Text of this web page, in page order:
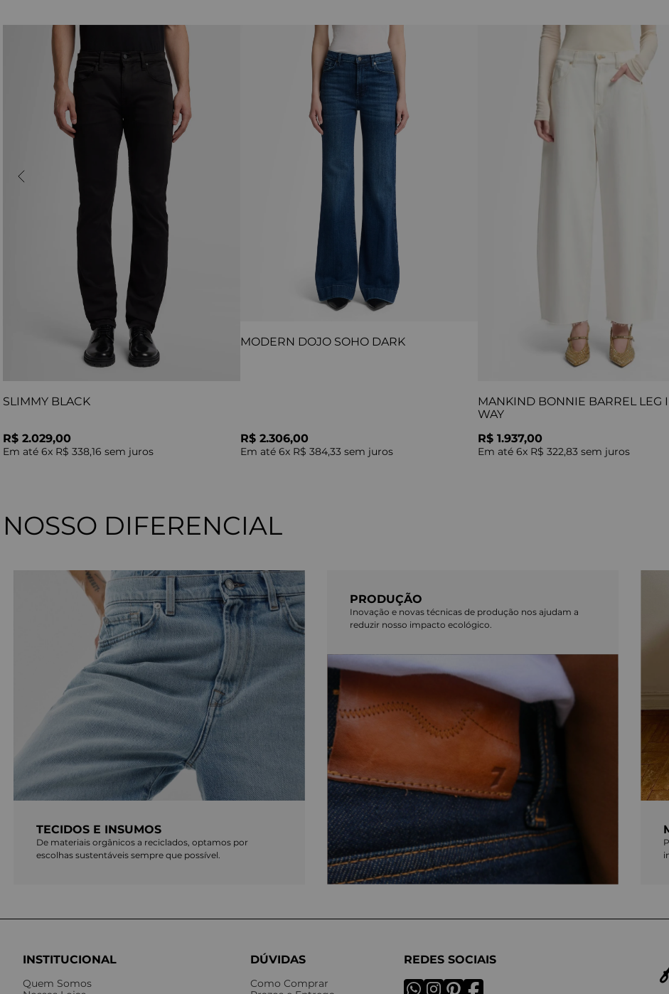
SLIMMY BLACK
R$ 2.029,00
Em até 6x R$ 338,16 sem juros
MODERN DOJO SOHO DARK
R$ 2.306,00
Em até 6x R$ 384,33 sem juros
MANKIND BONNIE BARREL LEG
WAY
R$ 1.937,00
Em até 6x R$ 322,83 sem juros
NOSSO DIFERENCIAL
TECIDOS E INSUMOS
De materiais orgânicos a reciclados, optamos por
escolhas sustentáveis sempre que possível.
PRODUÇÃO
Inovação e novas técnicas de produção nos ajudam a
reduzir nosso impacto ecológico.
INSTITUCIONAL
Quem Somos
DÚVIDAS
Como Comprar
REDES SOCIAIS